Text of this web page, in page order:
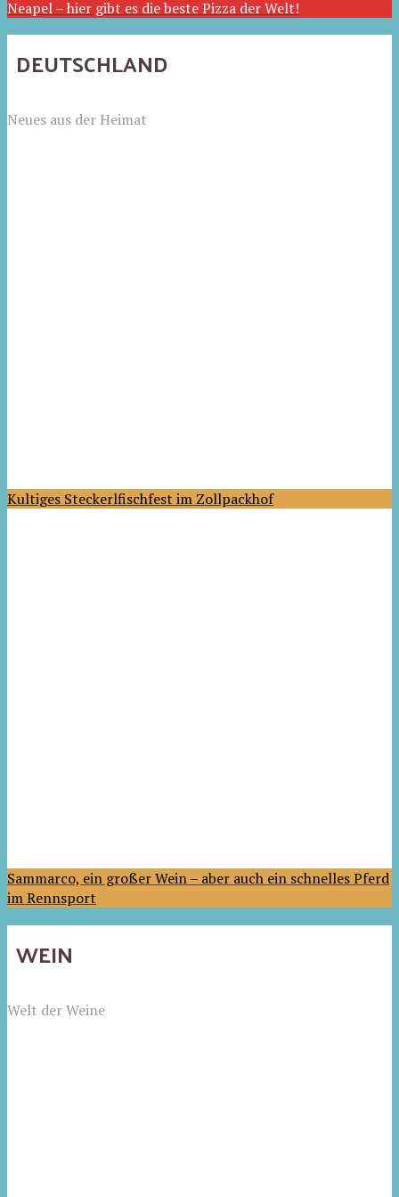
Neapel – hier gibt es die beste Pizza der Welt!
DEUTSCHLAND
Neues aus der Heimat
Kultiges Steckerlfischfest im Zollpackhof
Sammarco, ein großer Wein – aber auch ein schnelles Pferd
im Rennsport
WEIN
Welt der Weine